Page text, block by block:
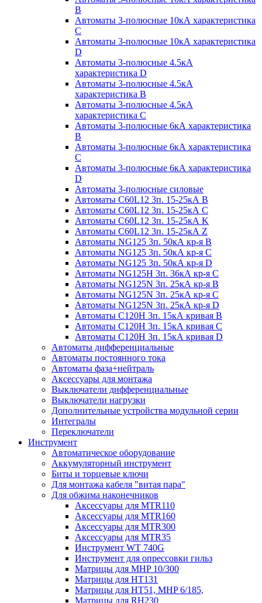
B
Автоматы 3-полюсные 10кА характеристика
C
Автоматы 3-полюсные 10кА характеристика
D
Автоматы 3-полюсные 4.5кА
характеристика D
Автоматы 3-полюсные 4.5кА
характеристика В
Автоматы 3-полюсные 4.5кА
характеристика С
Автоматы 3-полюсные 6кА характеристика
B
Автоматы 3-полюсные 6кА характеристика
C
Автоматы 3-полюсные 6кА характеристика
D
Автоматы 3-полюсные силовые
Автоматы C60L12 3п. 15-25кА B
Автоматы C60L12 3п. 15-25кА C
Автоматы C60L12 3п. 15-25кА K
Автоматы C60L12 3п. 15-25кА Z
Автоматы NG125 3п. 50кА кр-я B
Автоматы NG125 3п. 50кА кр-я C
Автоматы NG125 3п. 50кА кр-я D
Автоматы NG125H 3п. 36кА кр-я C
Автоматы NG125N 3п. 25кА кр-я B
Автоматы NG125N 3п. 25кА кр-я C
Автоматы NG125N 3п. 25кА кр-я D
Автоматы С120Н 3п. 15кА кривая B
Автоматы С120Н 3п. 15кА кривая C
Автоматы С120Н 3п. 15кА кривая D
Автоматы дифференциальные
Автоматы постоянного тока
Автоматы фаза+нейтраль
Аксессуары для монтажа
Выключатели дифференциальные
Выключатели нагрузки
Дополнительные устройства модульной серии
Интегралы
Переключатели
Инструмент
Автоматическое оборудование
Аккумуляторный инструмент
Биты и торцевые ключи
Для монтажа кабеля "витая пара"
Для обжима наконечников
Аксессуары для MTR110
Аксессуары для MTR160
Аксессуары для MTR300
Аксессуары для MTR35
Инструмент WT 740G
Инструмент для опрессовки гильз
Матрицы для MHP 10/300
Матрицы для НТ131
Матрицы для НТ51, MHP 6/185,
Матрицы для RH230